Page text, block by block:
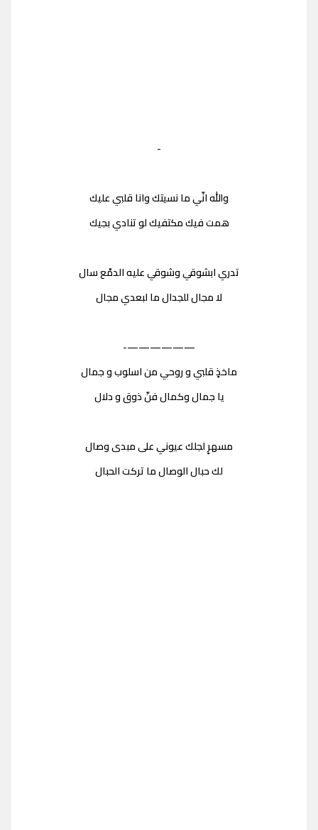
-
والله انّي ما نسيتك وانا قلبي عليك
همت فيك مكتفيك لو تنادي بجيك
تدري ابشوقي وشوقي عليه الدمْع سال
لا مجال للجدال ما لبعدي مجال
——————-
ماخذٍ قلبي و روحي من اسلوب و جمال
يا جمال وكمال فنّ ذوق و دلال
مسهرٍ لجلك عيوني على مبدى وصال
لك حبال الوصال ما تركت الحبال